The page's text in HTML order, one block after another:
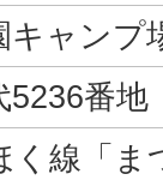
キャンプ
5236番地
く線「ま